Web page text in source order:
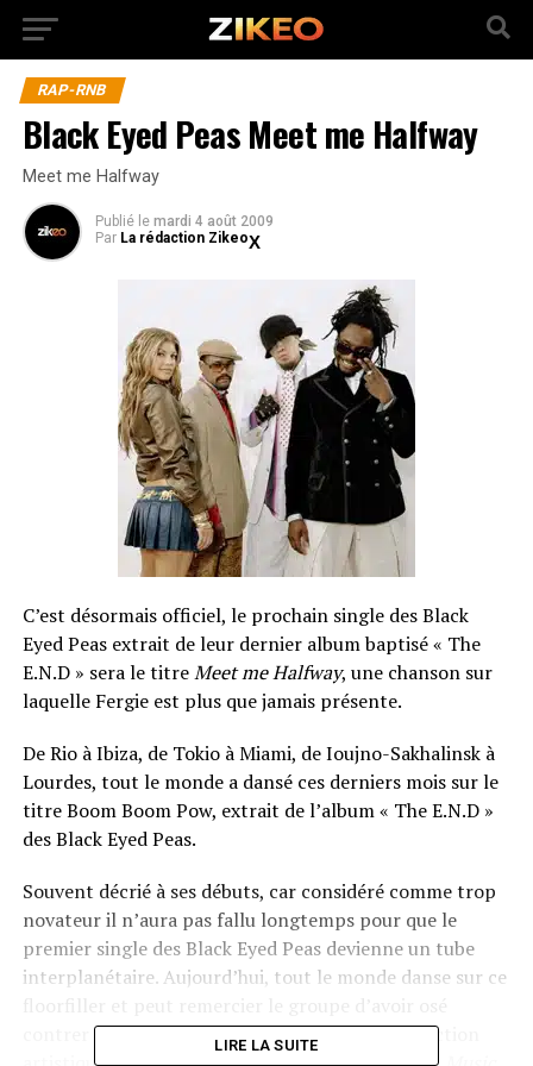
RAP-RNB
Black Eyed Peas Meet me Halfway
Meet me Halfway
Publié le mardi 4 août 2009
Par La rédaction Zikeo
C’est désormais officiel, le prochain single des Black
Eyed Peas extrait de leur dernier album baptisé « The
E.N.D » sera le titreMeet me Halfway, une chanson sur
laquelle Fergie est plus que jamais présente.
De Rio à Ibiza, de Tokio à Miami, de Ioujno-Sakhalinsk à
Lourdes, tout le monde a dansé ces derniers mois sur le
titre Boom Boom Pow, extrait de l’album « The E.N.D »
des Black Eyed Peas.
Souvent décrié à ses débuts, car considéré comme trop
novateur il n’aura pas fallu longtemps pour que le
premier single des Black Eyed Peas devienne un tube
interplanétaire. Aujourd’hui, tout le monde danse sur ce
contrer la facilité pour tenter une nouvelle direction
LIRE LA SUITE